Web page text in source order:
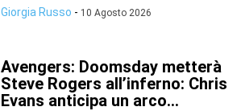
Giorgia Russo - 10 Agosto 2026
Avengers: Doomsday metterà
Steve Rogers all’inferno: Chris
Evans anticipa un arco...